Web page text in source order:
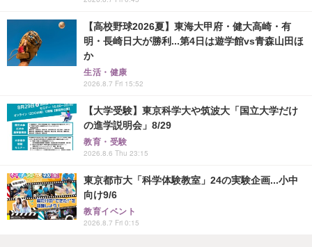
【高校野球2026夏】東海大甲府・健大高崎・有
明・長崎日大が勝利...第4日は遊学館vs青森山田ほ
か
生活・健康
2026.8.7 Fri 15:52
【大学受験】東京科学大や筑波大「国立大学だけ
の進学説明会」8/29
教育・受験
2026.8.6 Thu 23:15
東京都市大「科学体験教室」24の実験企画...小中
向け9/6
教育イベント
2026.8.7 Fri 0:15